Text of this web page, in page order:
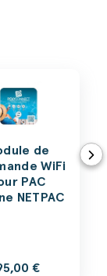
de
WiFi
PAC
NETPAC
€